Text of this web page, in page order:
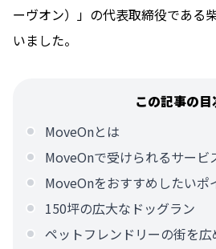
ーヴオン）」の代表取締役である
いました。
この記事の目
MoveOnとは
MoveOnで受けられるサービ
MoveOnをおすすめしたいポ
150坪の広大なドッグラン
ペットフレンドリーの街を広